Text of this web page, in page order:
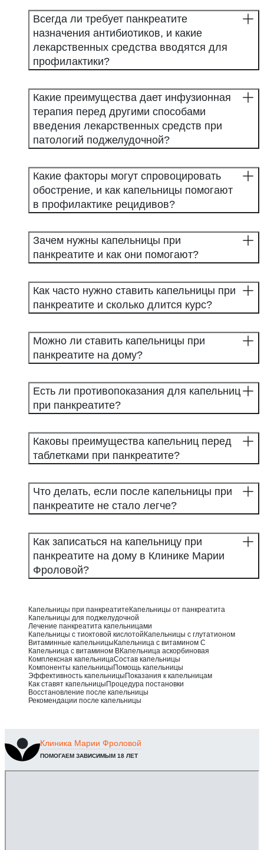
Всегда ли требует панкреатите
назначения антибиотиков, и какие
лекарственных средства вводятся для
профилактики?
Какие преимущества дает инфузионная
терапия перед другими способами
введения лекарственных средств при
патологий поджелудочной?
Какие факторы могут спровоцировать
обострение, и как капельницы помогают
в профилактике рецидивов?
Зачем нужны капельницы при
панкреатите и как они помогают?
Как часто нужно ставить капельницы при
панкреатите и сколько длится курс?
Можно ли ставить капельницы при
панкреатите на дому?
Есть ли противопоказания для капельниц
при панкреатите?
Каковы преимущества капельниц перед
таблетками при панкреатите?
Что делать, если после капельницы при
панкреатите не стало легче?
Как записаться на капельницу при
панкреатите на дому в Клинике Марии
Фроловой?
Капельницы при панкреатите Капельницы от панкреатита
Капельницы для поджелудочной
Лечение панкреатита капельницами
Капельницы с тиоктовой кислотой Капельницы с глутатионом
Витаминные капельницы Капельница с витамином С
Капельница с витамином BКапельница аскорбиновая
Комплексная капельницаСостав капельницы
Компоненты капельницы Помощь капельницы
Эффективность капельницы Показания к капельницам
Как ставят капельницы Процедура постановки
Восстановление после капельницы
Рекомендации после капельницы
Клиника Марии Фроловой
ПОМОГАЕМ ЗАВИСИМЫМ 18 ЛЕТ